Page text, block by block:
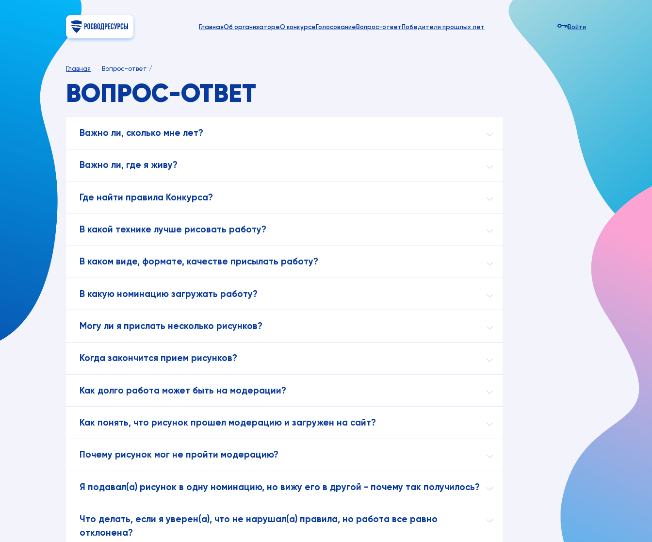
ГлавнаяОб организатореО конкурсе Голосование Вопрос-ответ Победители прошлых лет Войти
Главная Вопрос-ответ
ВОПРОС-ОТВЕТ
Важно ли, сколько мне лет?
Важно ли, где я живу?
Где найти правила Конкурса?
В какой технике лучше рисовать работу?
В каком виде, формате, качестве присылать работу?
В какую номинацию загружать работу?
Могу ли я прислать несколько рисунков?
Когда закончится прием рисунков?
Как долго работа может быть на модерации?
Как понять, что рисунок прошел модерацию и загружен на сайт?
Почему рисунок мог не пройти модерацию?
Я подавал(а) рисунок в одну номинацию, но вижу его в другой - почему так получилось?
Что делать, если я уверен(а), что не нарушал(а) правила, но работа все равно
отклонена?